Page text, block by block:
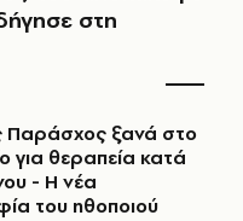
στη
Παράσχος ξανά στο
για θεραπεία κατά
- Η νέα
του ηθοποιού